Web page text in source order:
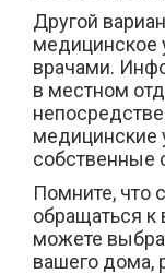
Другой
медицинское
врачами.
в местном
собственные
Помните, что
обращаться к
можете
вашего дома,